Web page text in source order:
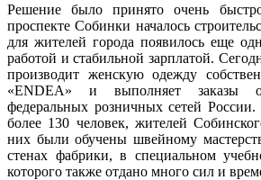
Решение было принято очень
проспекте Собинки началось
для жителей города появилось еще
работой и стабильной зарплатой.
производит женскую одежду
«ENDEA» и выполняет заказы
федеральных розничных сетей
более 130 человек, жителей
них были обучены швейному
стенах фабрики, в специальном
которого также отдано много сил и